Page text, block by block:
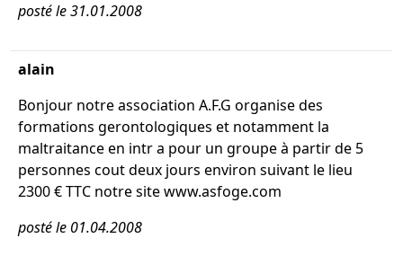
posté le 31.01.2008
alain
Bonjour notre association A.F.G organise des
formations gerontologiques et notamment la
maltraitance en intr a pour un groupe à partir de 5
personnes cout deux jours environ suivant le lieu
2300 € TTC notre site www.asfoge.com
posté le 01.04.2008